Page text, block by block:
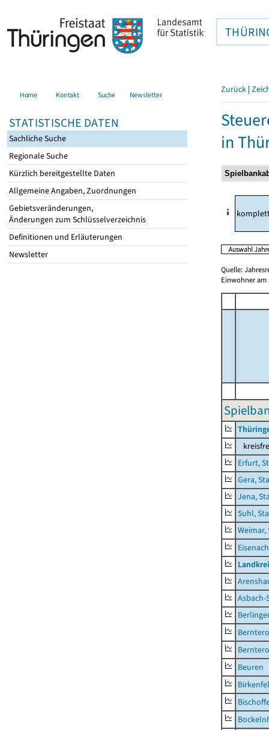
Home Kontakt Suche Newsletter
STATISTISCHE DATEN
Sachliche Suche
Regionale Suche
Kürzlich bereitgestellte Daten
Allgemeine Angaben, Zuordnungen
Gebietsveränderungen,
Änderungen zum Schlüsselverzeichnis
Definitionen und Erläuterungen
Newsletter
Zurück |
in
Quelle:
Einwohner am
Erfurt,
Gera,
Jena,
Suhl,
Weimar,
Asbach-
Beuren